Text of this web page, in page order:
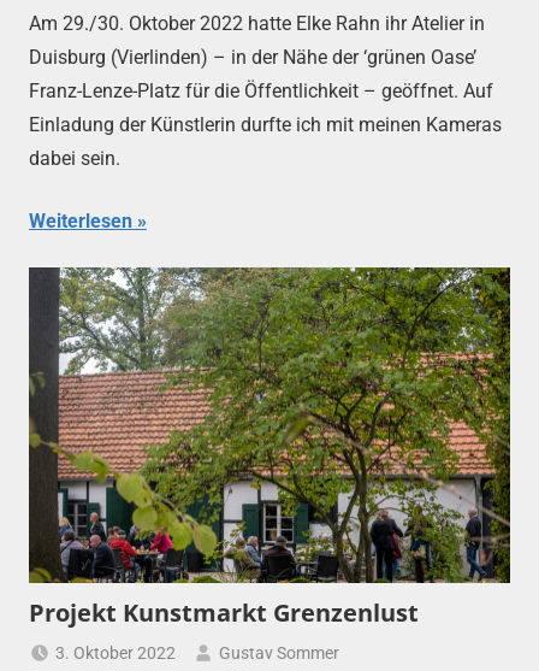
Am 29./30. Oktober 2022 hatte Elke Rahn ihr Atelier in
Duisburg (Vierlinden) – in der Nähe der ‘grünen Oase’
Franz-Lenze-Platz für die Öffentlichkeit – geöffnet. Auf
Einladung der Künstlerin durfte ich mit meinen Kameras
dabei sein.
Weiterlesen
Projekt Kunstmarkt Grenzenlust
3. Oktober 2022
Gustav Sommer